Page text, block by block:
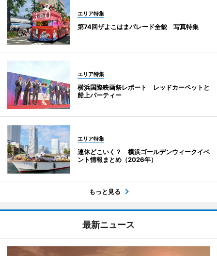
エリア特集
第74回ザよこはまパレード全貌 写真特集
エリア特集
横浜国際映画祭レポート レッドカーペットと
船上パーティー
エリア特集
連休どこいく？ 横浜ゴールデンウィークイベ
ント情報まとめ（2026年）
もっと見る
最新ニュース